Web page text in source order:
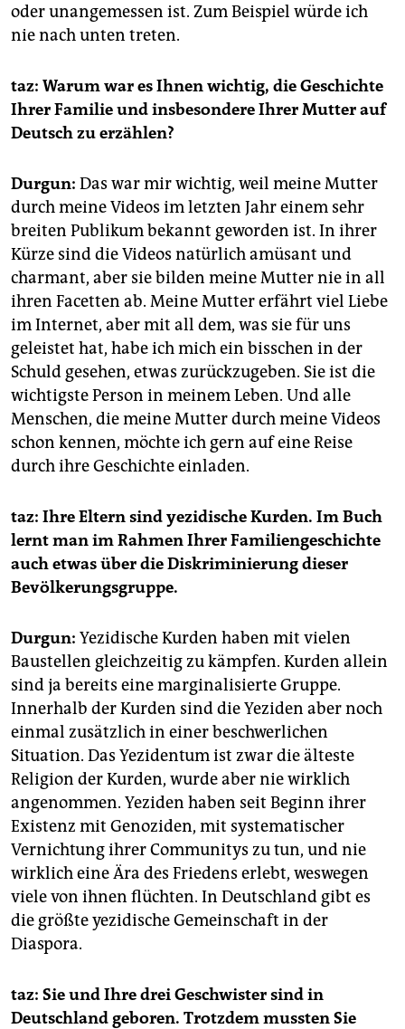
oder unangemessen ist. Zum Beispiel würde ich
nie nach unten treten.
taz: Warum war es Ihnen wichtig, die Geschichte
Ihrer Familie und insbesondere Ihrer Mutter auf
Deutsch zu erzählen?
Durgun: Das war mir wichtig, weil meine Mutter
durch meine Videos im letzten Jahr einem sehr
breiten Publikum bekannt geworden ist. In ihrer
Kürze sind die Videos natürlich amüsant und
charmant, aber sie bilden meine Mutter nie in all
ihren Facetten ab. Meine Mutter erfährt viel Liebe
im Internet, aber mit all dem, was sie für uns
geleistet hat, habe ich mich ein bisschen in der
Schuld gesehen, etwas zurückzugeben. Sie ist die
wichtigste Person in meinem Leben. Und alle
Menschen, die meine Mutter durch meine Videos
schon kennen, möchte ich gern auf eine Reise
durch ihre Geschichte einladen.
taz: Ihre Eltern sind yezidische Kurden. Im Buch
lernt man im Rahmen Ihrer Familiengeschichte
auch etwas über die Diskriminierung dieser
Bevölkerungsgruppe.
Durgun: Yezidische Kurden haben mit vielen
Baustellen gleichzeitig zu kämpfen. Kurden allein
sind ja bereits eine marginalisierte Gruppe.
Innerhalb der Kurden sind die Yeziden aber noch
einmal zusätzlich in einer beschwerlichen
Situation. Das Yezidentum ist zwar die älteste
Religion der Kurden, wurde aber nie wirklich
angenommen. Yeziden haben seit Beginn ihrer
Existenz mit Genoziden, mit systematischer
Vernichtung ihrer Communitys zu tun, und nie
wirklich eine Ära des Friedens erlebt, weswegen
viele von ihnen flüchten. In Deutschland gibt es
die größte yezidische Gemeinschaft in der
Diaspora.
taz: Sie und Ihre drei Geschwister sind in
Deutschland geboren. Trotzdem mussten Sie